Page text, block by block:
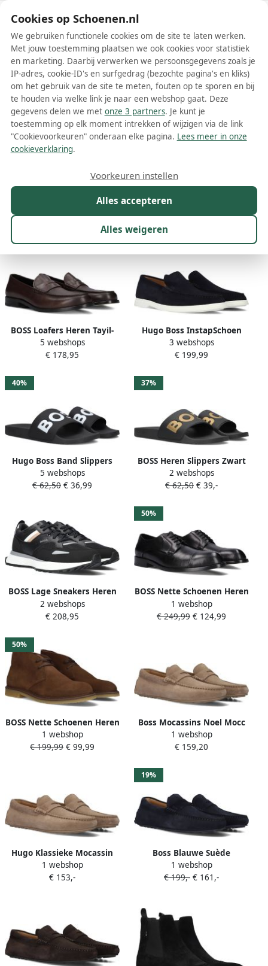
Schoenen.nl
Wis filters Alle filters
BOSS herenschoenen
Meer lezen
Kleur Prijs
622 resultaten:
BOSS Loafers Heren Tayil-
l_loaf Maat: 44 Materiaal:
Leer Kleur: Bruin
5 webshops
€ 178,95
Hugo Boss InstapSchoen
Blauw Mannen Lente Zomer
Collectie Suède
3 webshops
€ 199,99
40%
Hugo Boss Band Slippers
Collectie Lente Zomer Black
Heren
5 webshops
€ 62,50 € 36,99
37%
BOSS Heren Slippers Zwart
50536835 007
Aryeh_Slid_npvlg
2 webshops
€ 62,50 € 39,-
BOSS Lage Sneakers Heren
50480546 Maat: 40
Materiaal: Leatherlook
2 webshops
€ 208,95
50%
BOSS Nette Schoenen Heren
Tayil-l_derb Maat: 39
Materiaal: Leer Kleur: Zwart
1 webshop
€ 249,99 € 124,99
50%
BOSS Nette Schoenen Heren
Kope_desb Maat: 40
Materiaal: Suède Kleur:
1 webshop
€ 199,99 € 99,99
Boss Mocassins Noel Mocc
sdpeb
1 webshop
€ 159,20
Hugo Klassieke Mocassin
Schoenen voor Vrouwen
1 webshop
€ 153,-
19%
Boss Blauwe Suède
Mocassins voor Heren
1 webshop
€ 199,- € 161,-
Cookies op Schoenen.nl
We gebruiken functionele cookies om de site te laten werken.
Met jouw toestemming plaatsen we ook cookies voor statistiek
en marketing. Daarbij verwerken we persoonsgegevens zoals je
IP-adres, cookie-ID's en surfgedrag (bezochte pagina's en kliks)
om het gebruik van de site te meten, fouten op te sporen en bij
te houden via welke link je naar een webshop gaat. Deze
gegevens delen we met onze 3 partners. Je kunt je
toestemming op elk moment intrekken of wijzigen via de link
"Cookievoorkeuren" onderaan elke pagina. Lees meer in onze
cookieverklaring.
Alles accepteren
Alles weigeren
Voorkeuren instellen